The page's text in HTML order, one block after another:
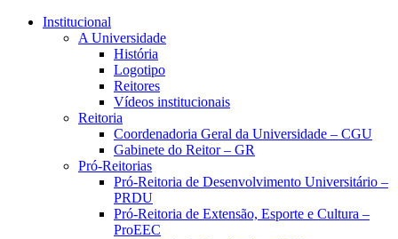
Conteúdo principal
Institucional
A Universidade
História
Logotipo
Reitores
Vídeos institucionais
Reitoria
Coordenadoria Geral da Universidade – CGU
Gabinete do Reitor – GR
Pró-Reitorias
Pró-Reitoria de Desenvolvimento Universitário –
PRDU
Pró-Reitoria de Extensão, Esporte e Cultura –
ProEEC